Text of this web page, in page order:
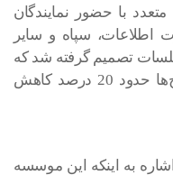
با حضور نمایندگان
اطلاعات، سپاه و سایر
تصمیم گرفته شد که
با توجه به وجود اختلاط، قیمت برنج‌ها حدود 20 درصد کاهش
به اینکه این موسسه